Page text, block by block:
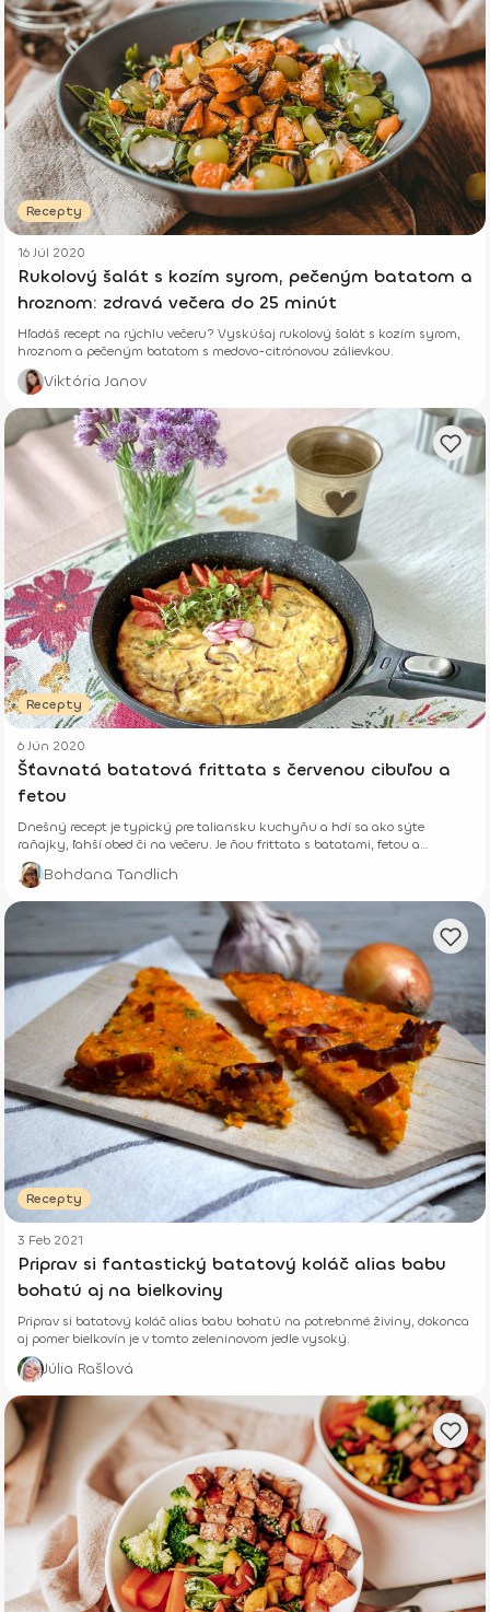
Recepty
16 Júl 2020
Rukolový šalát s kozím syrom, pečeným batatom a
hroznom: zdravá večera do 25 minút
Hľadáš recept na rýchlu večeru? Vyskúšaj rukolový šalát s kozím syrom,
hroznom a pečeným batatom s medovo-citrónovou zálievkou.
Viktória Janov
Recepty
6 Jún 2020
Šťavnatá batatová frittata s červenou cibuľou a
fetou
Dnešný recept je typický pre taliansku kuchyňu a hdí sa ako sýte
raňajky, ľahší obed či na večeru. Je ňou frittata s batatami, fetou a
červenou cibuľou.
Bohdana Tandlich
Recepty
3 Feb 2021
Priprav si fantastický batatový koláč alias babu
bohatú aj na bielkoviny
Priprav si batatový koláč alias babu bohatú na potrebnmé živiny, dokonca
aj pomer bielkovín je v tomto zeleninovom jedle vysoký.
Júlia Rašlová